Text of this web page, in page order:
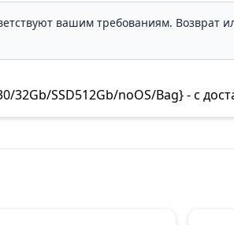
вашим требованиям. Возврат
32Gb/SSD512Gb/noOS/Bag} - с